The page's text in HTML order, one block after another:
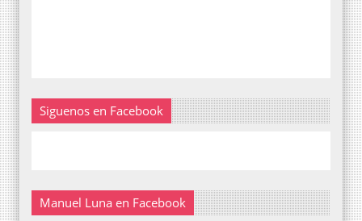
Siguenos en Facebook
Manuel Luna en Facebook